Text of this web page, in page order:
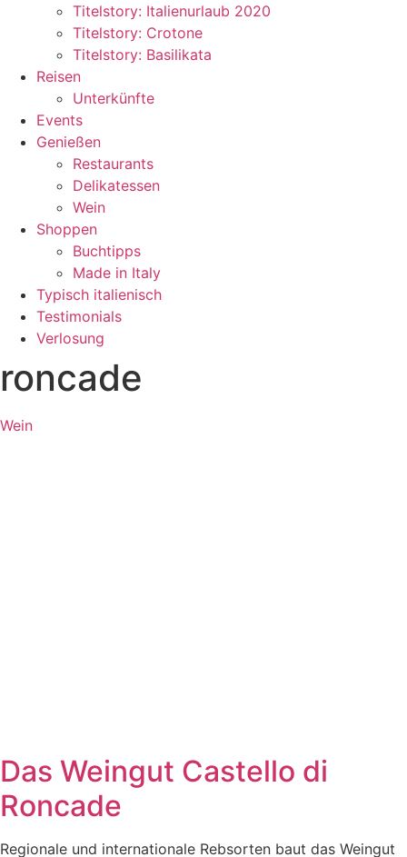
Titelstory: Italienurlaub 2020
Titelstory: Crotone
Titelstory: Basilikata
Reisen
Unterkünfte
Events
Genießen
Restaurants
Delikatessen
Wein
Shoppen
Buchtipps
Made in Italy
Typisch italienisch
Testimonials
Verlosung
roncade
Wein
Das Weingut Castello di
Roncade
Regionale und internationale Rebsorten baut das Weingut